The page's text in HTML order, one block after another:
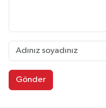
Gönder